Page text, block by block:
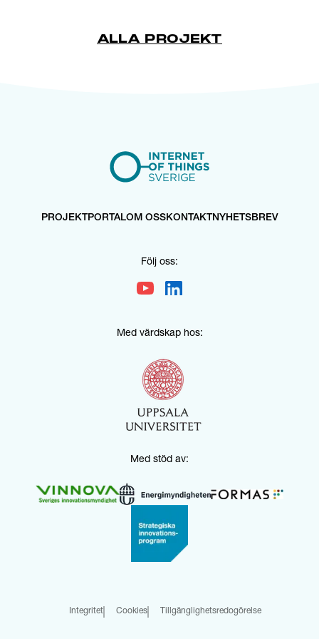
ALLA PROJEKT
PROJEKTPORTALOM OSSKONTAKT NYHETSBREV
Följ oss:
Med värdskap hos:
Med stöd av:
Integritet Cookies Tillgänglighetsredogörelse